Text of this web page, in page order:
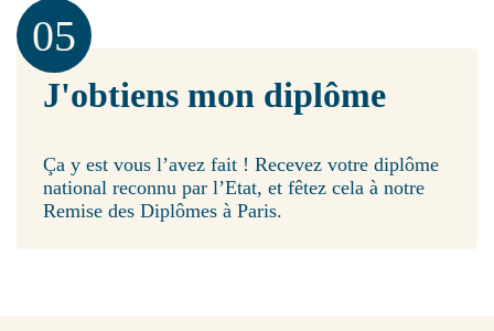
05
J'obtiens mon diplôme
Ça y est vous l’avez fait ! Recevez votre diplôme
national reconnu par l’Etat, et fêtez cela à notre
Remise des Diplômes à Paris.